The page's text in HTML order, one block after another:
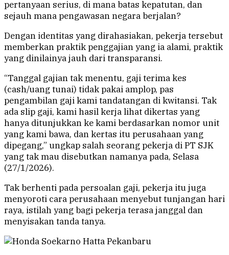
pertanyaan serius, di mana batas kepatutan, dan
sejauh mana pengawasan negara berjalan?
Dengan identitas yang dirahasiakan, pekerja tersebut
memberkan praktik penggajian yang ia alami, praktik
yang dinilainya jauh dari transparansi.
“Tanggal gajian tak menentu, gaji terima kes
(cash/uang tunai) tidak pakai amplop, pas
pengambilan gaji kami tandatangan di kwitansi. Tak
ada slip gaji, kami hasil kerja lihat dikertas yang
hanya ditunjukkan ke kami berdasarkan nomor unit
yang kami bawa, dan kertas itu perusahaan yang
dipegang,” ungkap salah seorang pekerja di PT SJK
yang tak mau disebutkan namanya pada, Selasa
(27/1/2026).
Tak berhenti pada persoalan gaji, pekerja itu juga
menyoroti cara perusahaan menyebut tunjangan hari
raya, istilah yang bagi pekerja terasa janggal dan
menyisakan tanda tanya.